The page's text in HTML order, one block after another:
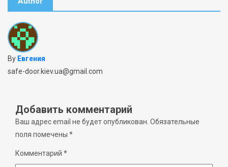
By Евгения
safe-door.kiev.ua@gmail.com
Добавить комментарий
Ваш адрес email не будет опубликован. Обязательные
поля помечены *
Комментарий *